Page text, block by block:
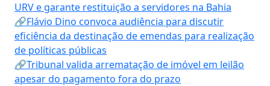
URV e garante restituição a servidores na Bahia
🔗Flávio Dino convoca audiência para discutir
eficiência da destinação de emendas para realização
de políticas públicas
🔗Tribunal valida arrematação de imóvel em leilão
apesar do pagamento fora do prazo